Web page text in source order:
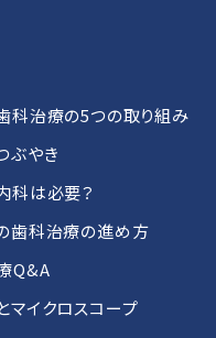
科治療の5つの取り組み
ぶやき
科は必要？
歯科治療の進め方
Q&A
マイクロスコープ